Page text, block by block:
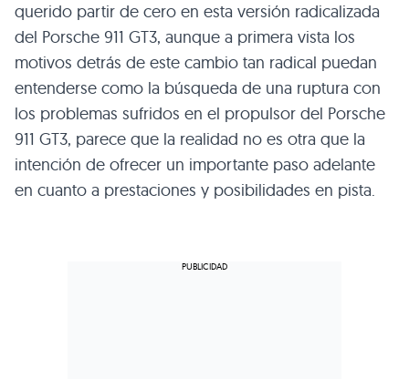
querido partir de cero en esta versión radicalizada
del Porsche 911 GT3, aunque a primera vista los
motivos detrás de este cambio tan radical puedan
entenderse como la búsqueda de una ruptura con
los problemas sufridos en el propulsor del Porsche
911 GT3, parece que la realidad no es otra que la
intención de ofrecer un importante paso adelante
en cuanto a prestaciones y posibilidades en pista.